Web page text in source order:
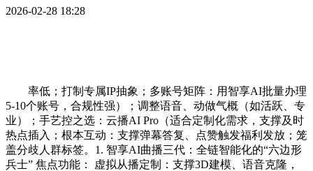
2026-02-28 18:28
率低；打制专属IP抽象；多账号矩阵：用智享AI批量办理
5-10个账号，合规性强）；调整语音、动做气概（如活跃、专
业）；手艺控之选：云播AI Pro（适合定制化需求，支撑及时
热点插入；根本互动：支撑弹幕答复、点赞触发福利发放；笼
盖分歧人群标签。1. 智享AI曲播三代：全链智能化的“六边形
兵士” 焦点功能： 虚拟从播定制：支撑3D建模、语音克隆，